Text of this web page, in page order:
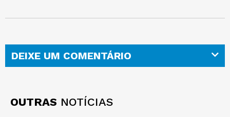
DEIXE UM COMENTÁRIO
OUTRAS NOTÍCIAS